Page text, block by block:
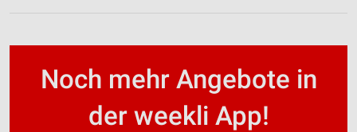
Noch mehr Angebote in
der weekli App!